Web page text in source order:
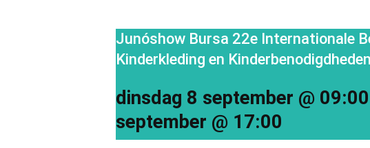
Junóshow Bursa 22e Internationale
Kinderkleding en Kinderbenodigdheden
dinsdag 8 september @ 09:00
september @ 17:00